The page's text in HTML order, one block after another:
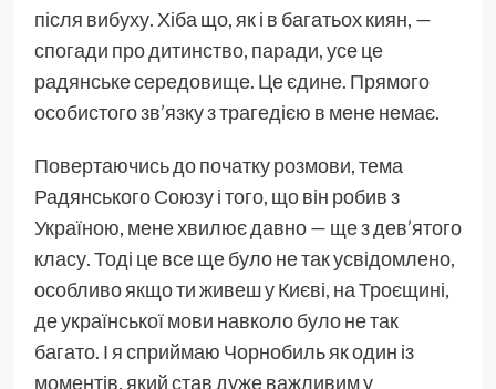
після вибуху. Хіба що, як і в багатьох киян, —
спогади про дитинство, паради, усе це
радянське середовище. Це єдине. Прямого
особистого зв’язку з трагедією в мене немає.
Повертаючись до початку розмови, тема
Радянського Союзу і того, що він робив з
Україною, мене хвилює давно — ще з дев’ятого
класу. Тоді це все ще було не так усвідомлено,
особливо якщо ти живеш у Києві, на Троєщині,
де української мови навколо було не так
багато. І я сприймаю Чорнобиль як один із
моментів, який став дуже важливим у